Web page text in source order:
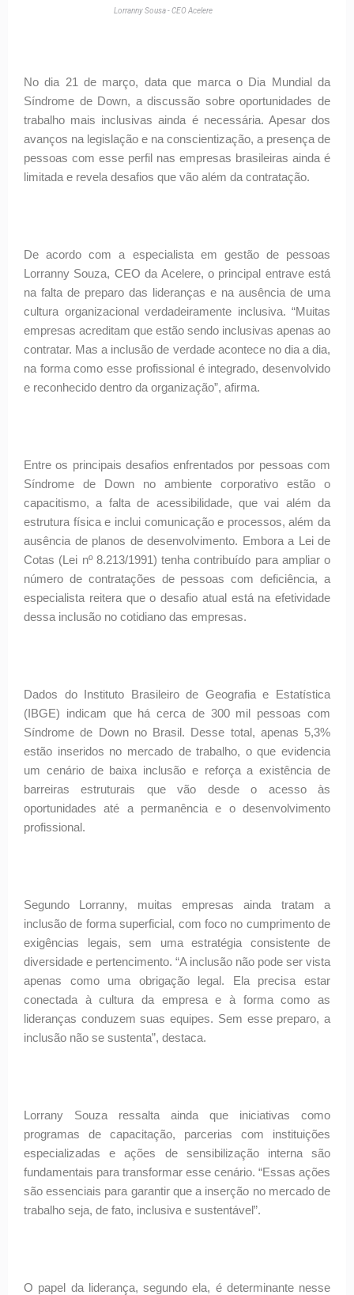
Lorranny Sousa - CEO Acelere
No dia 21 de março, data que marca o Dia Mundial da
Síndrome de Down, a discussão sobre oportunidades de
trabalho mais inclusivas ainda é necessária. Apesar dos
avanços na legislação e na conscientização, a presença de
pessoas com esse perfil nas empresas brasileiras ainda é
limitada e revela desafios que vão além da contratação.
De acordo com a especialista em gestão de pessoas
Lorranny Souza, CEO da Acelere, o principal entrave está
na falta de preparo das lideranças e na ausência de uma
cultura organizacional verdadeiramente inclusiva. “Muitas
empresas acreditam que estão sendo inclusivas apenas ao
contratar. Mas a inclusão de verdade acontece no dia a dia,
na forma como esse profissional é integrado, desenvolvido
e reconhecido dentro da organização”, afirma.
Entre os principais desafios enfrentados por pessoas com
Síndrome de Down no ambiente corporativo estão o
capacitismo, a falta de acessibilidade, que vai além da
estrutura física e inclui comunicação e processos, além da
ausência de planos de desenvolvimento. Embora a Lei de
Cotas (Lei nº 8.213/1991) tenha contribuído para ampliar o
número de contratações de pessoas com deficiência, a
especialista reitera que o desafio atual está na efetividade
dessa inclusão no cotidiano das empresas.
Dados do Instituto Brasileiro de Geografia e Estatística
(IBGE) indicam que há cerca de 300 mil pessoas com
Síndrome de Down no Brasil. Desse total, apenas 5,3%
estão inseridos no mercado de trabalho, o que evidencia
um cenário de baixa inclusão e reforça a existência de
barreiras estruturais que vão desde o acesso às
oportunidades até a permanência e o desenvolvimento
profissional.
Segundo Lorranny, muitas empresas ainda tratam a
inclusão de forma superficial, com foco no cumprimento de
exigências legais, sem uma estratégia consistente de
diversidade e pertencimento. “A inclusão não pode ser vista
apenas como uma obrigação legal. Ela precisa estar
conectada à cultura da empresa e à forma como as
lideranças conduzem suas equipes. Sem esse preparo, a
inclusão não se sustenta”, destaca.
Lorrany Souza ressalta ainda que iniciativas como
programas de capacitação, parcerias com instituições
especializadas e ações de sensibilização interna são
fundamentais para transformar esse cenário. “Essas ações
são essenciais para garantir que a inserção no mercado de
trabalho seja, de fato, inclusiva e sustentável”.
O papel da liderança, segundo ela, é determinante nesse